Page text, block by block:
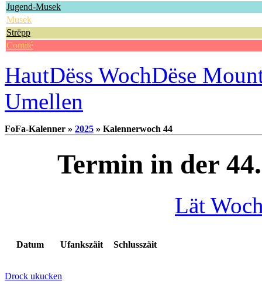
Jugend-Musek
Musek
Strëpp
Comité
HautDëss WochDëse
Umellen
FoFa-Kalenner » 2025 » Kalennerwoch 44
Termin in der
Lät
Datum Ufankszäit Schlusszäit
Drock ukucken